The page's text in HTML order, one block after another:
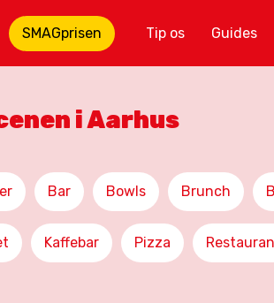
SMAGprisen Tip os Guides
i Aarhus
Bar Bowls Brunch
Kaffebar Pizza